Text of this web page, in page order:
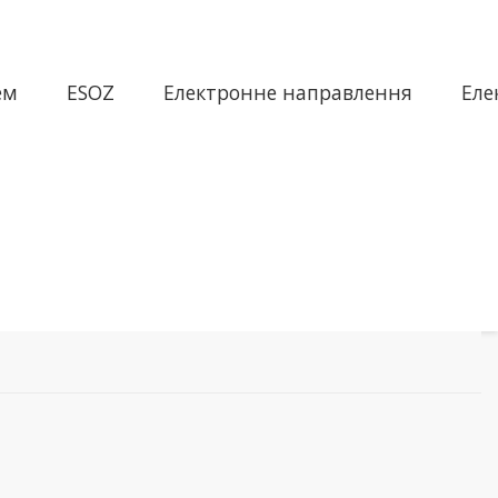
ESOZ Електронне направлення